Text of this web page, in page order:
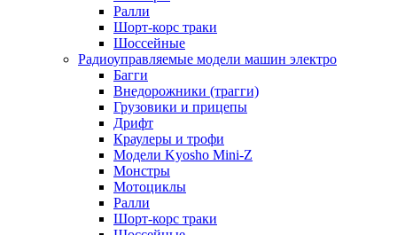
Ралли
Шорт-корс траки
Шоссейные
Радиоуправляемые модели машин электро
Багги
Внедорожники (трагги)
Грузовики и прицепы
Дрифт
Краулеры и трофи
Модели Kyosho Mini-Z
Монстры
Мотоциклы
Ралли
Шорт-корс траки